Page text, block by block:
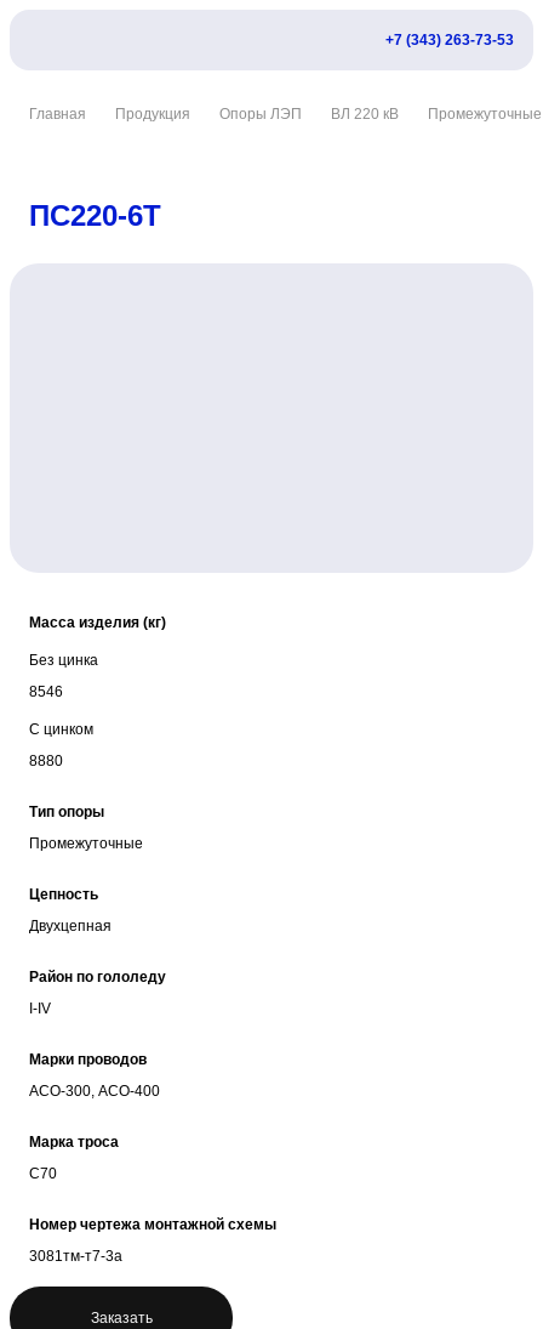
+7 (343) 263-73-53
Главная Продукция Опоры ЛЭП ВЛ 220 кВ Промежуточные
ПС220-6Т
Масса изделия (кг)
Без цинка
8546
С цинком
8880
Тип опоры
Промежуточные
Цепность
Двухцепная
Район по гололеду
I-IV
Марки проводов
АСО-300, АСО-400
Марка троса
С70
Номер чертежа монтажной схемы
3081тм-т7-3а
Заказать